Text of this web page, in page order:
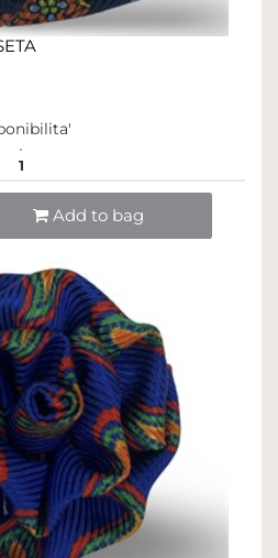
1
Add to bag